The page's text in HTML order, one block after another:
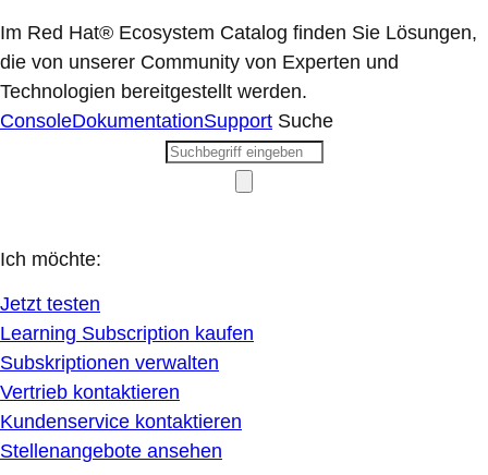
Im Red Hat® Ecosystem Catalog finden Sie Lösungen,
die von unserer Community von Experten und
Technologien bereitgestellt werden.
ConsoleDokumentationSupport Suche
Ich möchte:
Jetzt testen
Learning Subscription kaufen
Subskriptionen verwalten
Vertrieb kontaktieren
Kundenservice kontaktieren
Stellenangebote ansehen